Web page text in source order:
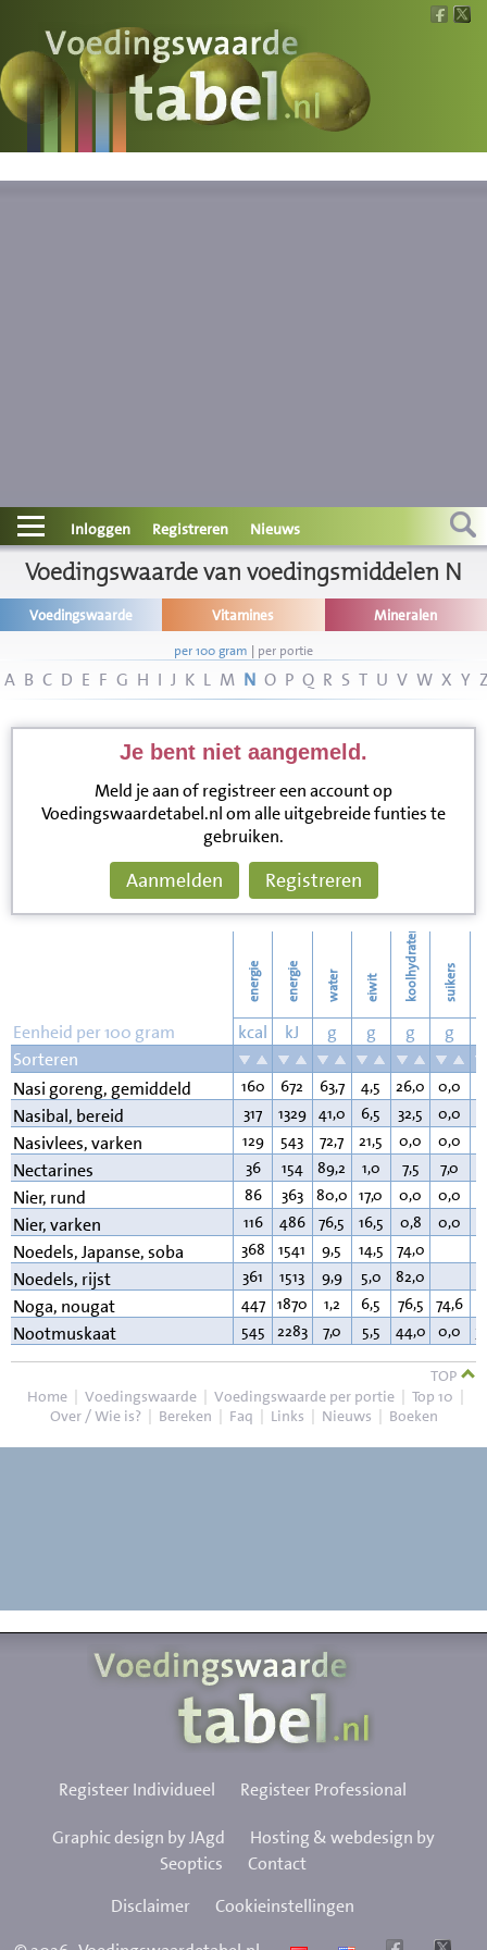
Voedingswaarde
Wat is wat?
Contact
Informatie
Disclaimer
Inloggen Registreren Nieuws
Voedingswaarde van voedingsmiddelen N
Voedingswaarde Vitamines Mineralen
per 100 gram | per portie
A B C D E F G H I J K L M N O P Q R S T U V W X Y
Je bent niet aangemeld.
Meld je aan of registreer een account op
Voedingswaardetabel.nl om alle uitgebreide funties te
gebruiken.
Aanmelden Registreren
energie energie water eiwit koolhydraten suikers
Eenheid per 100 gram kcal kJ g g g g
Sorteren
Nasi goreng, gemiddeld
160 672 63,7 4,5 26,0 0,0
Nasibal, bereid 317 1329 41,0 6,5 32,5 0,0
Nasivlees, varken 129 543 72,7 21,5 0,0 0,0
Nectarines 36 154 89,2 1,0 7,5 7,0
Nier, rund 86 363 80,0 17,0 0,0 0,0
Nier, varken 116 486 76,5 16,5 0,8 0,0
Noedels, Japanse, soba 368 1541 9,5 14,5 74,0
Noedels, rijst 361 1513 9,9 5,0 82,0
Noga, nougat 447 1870 1,2 6,5 76,5 74,6
Nootmuskaat 545 2283 7,0 5,5 44,0 0,0
TOP
Home | Voedingswaarde | Voedingswaarde per portie | Top 10 |
Over / Wie is? | Bereken | Faq | Links | Nieuws | Boeken
Registeer Individueel Registeer Professional
Graphic design by JAgd
Hosting & webdesign by
Seoptics
Contact
Disclaimer
Cookieinstellingen